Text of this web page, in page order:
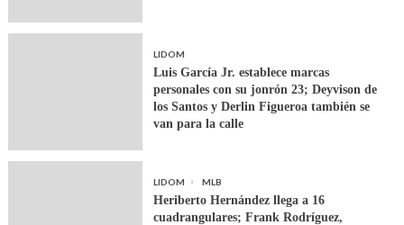
LIDOM
Luis García Jr. establece marcas
personales con su jonrón 23; Deyvison de
los Santos y Derlin Figueroa también se
van para la calle
LIDOM MLB
Heriberto Hernández llega a 16
cuadrangulares; Frank Rodríguez,